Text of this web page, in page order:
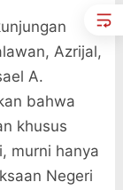
Azrijal,
A.
bahwa
khusus
murni hanya
Negeri